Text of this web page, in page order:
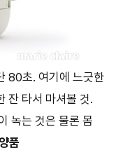
80초. 여기에 느긋한
잔 타서 마셔볼 것.
녹는 것은 물론 몸
품